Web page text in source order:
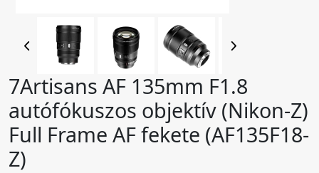
7Artisans AF 135mm F1.8
autófókuszos objektív (Nikon-Z)
Full Frame AF fekete (AF135F18-
Z)